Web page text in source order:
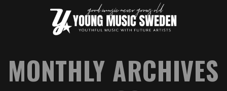
MONTHLY ARCHIVES